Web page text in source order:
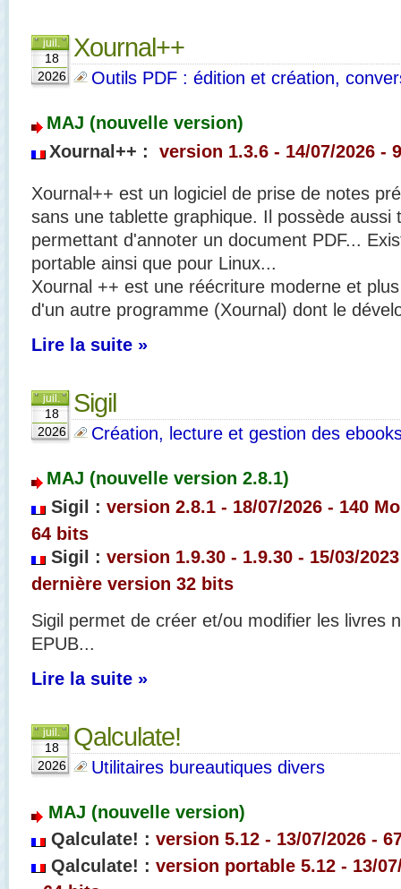
juil.
18
2026
Xournal++
Outils PDF : édition et création,
MAJ (nouvelle version)
Xournal++ :
version 1.3.6 - 14/07/2026 -
Xournal++ est un logiciel de prise de notes
sans une tablette graphique. Il possède aussi
permettant d'annoter un document PDF...
portable ainsi que pour Linux...
Xournal ++ est une réécriture moderne et
d'un autre programme (Xournal) dont le
Lire la suite »
juil.
18
2026
Sigil
Création, lecture et gestion des
MAJ (nouvelle version 2.8.1)
Sigil : version 2.8.1 - 18/07/2026 - 140
64 bits
Sigil : version 1.9.30 - 1.9.30 - 15/03/
dernière version 32 bits
Sigil permet de créer et/ou modifier les livres
EPUB...
Lire la suite »
juil.
18
2026
Qalculate!
Utilitaires bureautiques divers
MAJ (nouvelle version)
Qalculate! : version 5.12 - 13/07/2026 -
Qalculate! : version portable 5.12 - 13/